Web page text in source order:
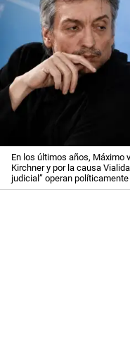
En los últimos años, Máximo
Kirchner y por la causa
judicial” operan